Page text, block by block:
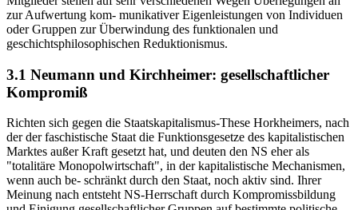
zur Aufwertung kom- munikativer Eigenleistungen von Individuen
oder Gruppen zur Überwindung des funktionalen und
geschichtsphilosophischen Reduktionismus.
3.1 Neumann und Kirchheimer: gesellschaftlicher
Kompromiß
Richten sich gegen die Staatskapitalismus-These Horkheimers, nach
der der faschistische Staat die Funktionsgesetze des kapitalistischen
Marktes außer Kraft gesetzt hat, und deuten den NS eher als
"totalitäre Monopolwirtschaft", in der kapitalistische Mechanismen,
wenn auch be- schränkt durch den Staat, noch aktiv sind. Ihrer
Meinung nach entsteht NS-Herrschaft durch Kompromissbildung